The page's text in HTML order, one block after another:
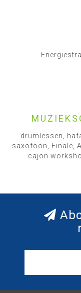
drumlessen,
saxofoon, Finale,
cajon